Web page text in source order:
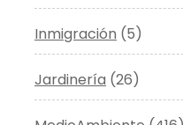
Inmigración (5)
Jardinería (26)